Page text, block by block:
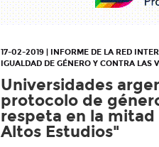
17-02-2019 | INFORME DE LA RED
IGUALDAD DE GÉNERO Y CONTRA LAS
Universidades
protocolo de
respeta en la mitad
Altos Estudios"